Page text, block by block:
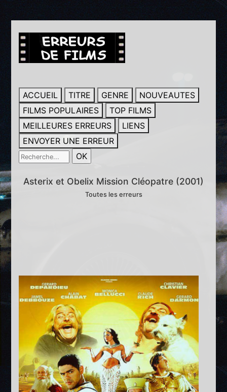
ACCUEIL TITRE GENRE
NOUVEAUTES
FILMS POPULAIRES
TOP FILMS
MEILLEURES ERREURS
LIENS
ENVOYER UNE ERREUR
Asterix et Obelix Mission Cléopatre (2001)
Toutes les erreurs